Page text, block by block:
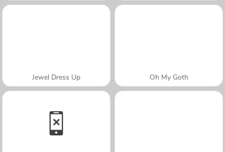
Jewel Dress Up Oh My Goth